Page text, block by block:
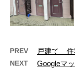
PREV 戸建て 住
NEXT
Googleマ